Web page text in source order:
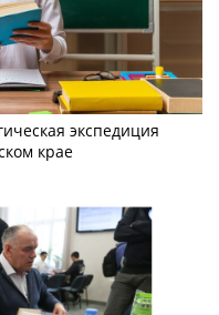
экспедиция
крае